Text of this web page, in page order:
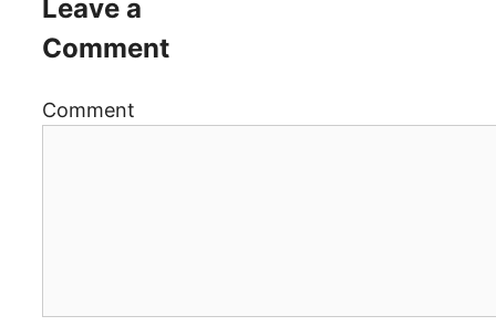
Leave a
Comment
Comment